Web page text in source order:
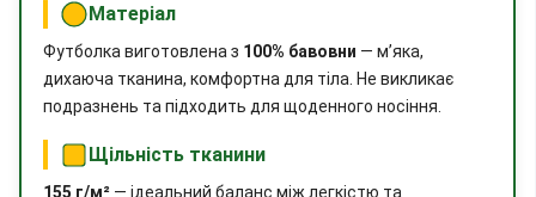
Матеріал
Футболка виготовлена з 100% бавовни — м’яка,
дихаюча тканина, комфортна для тіла. Не викликає
подразнень та підходить для щоденного носіння.
Щільність тканини
155 г/м² — ідеальний баланс між легкістю та